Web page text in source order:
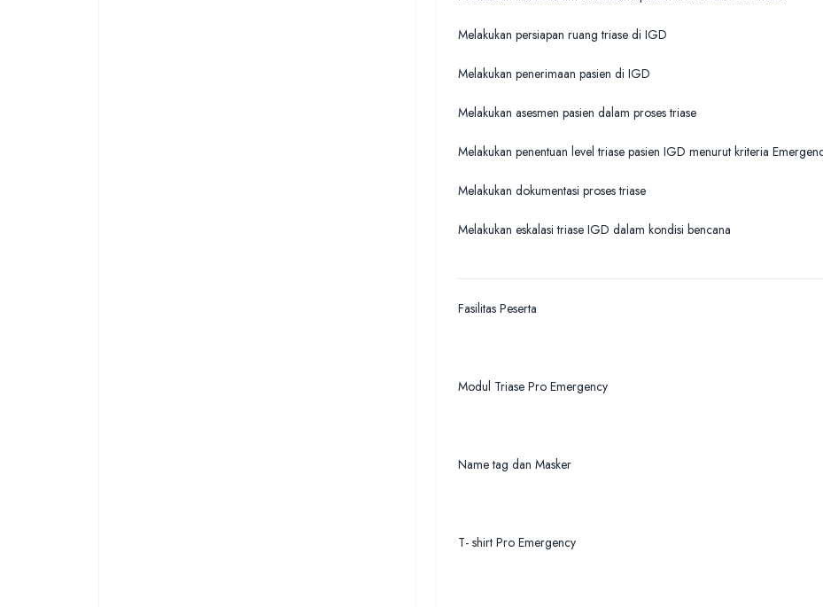
Melakukan persiapan ruang triase di IGD
Melakukan penerimaan pasien di IGD
Melakukan asesmen pasien dalam proses triase
Melakukan penentuan level triase pasien IGD menurut kriteria
Melakukan dokumentasi proses triase
Melakukan eskalasi triase IGD dalam kondisi bencana
Fasilitas Peserta
Modul Triase Pro Emergency
Name tag dan Masker
T- shirt Pro Emergency